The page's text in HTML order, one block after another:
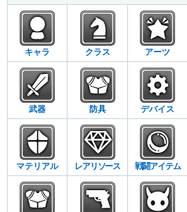
キャラ クラス アーツ
武器 防具 デバイス
マテリアル レアリソース 戦闘アイテム